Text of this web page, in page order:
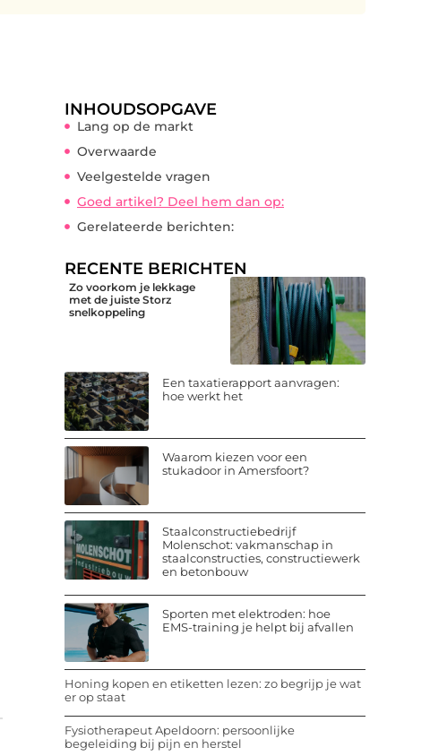
INHOUDSOPGAVE
Lang op de markt
Overwaarde
Veelgestelde vragen
Goed artikel? Deel hem dan op:
Gerelateerde berichten:
RECENTE BERICHTEN
Zo voorkom je lekkage
met de juiste Storz
snelkoppeling
Een taxatierapport aanvragen:
hoe werkt het
Waarom kiezen voor een
stukadoor in Amersfoort?
Staalconstructiebedrijf
Molenschot: vakmanschap in
staalconstructies, constructiewerk
en betonbouw
Sporten met elektroden: hoe
EMS-training je helpt bij afvallen
Honing kopen en etiketten lezen: zo begrijp je wat
er op staat
Fysiotherapeut Apeldoorn: persoonlijke
begeleiding bij pijn en herstel